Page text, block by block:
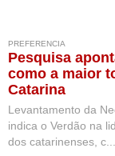
PREFERENCIA
Pesquisa
como a maior
Catarina
Levantamento da
indica o Verdão na
dos catarinenses, c...